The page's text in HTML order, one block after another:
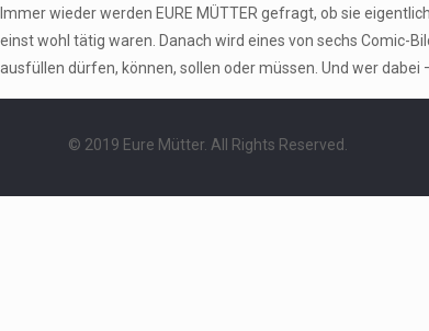
Immer wieder werden EURE MÜTTER gefragt, ob sie
einst wohl tätig waren. Danach wird eines von sechs Comic-
ausfüllen dürfen, können, sollen oder müssen. Und wer
© 2019 Eure Mütter. All Rights Reserved.